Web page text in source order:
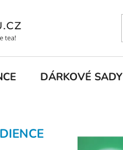
DÁRKOVÉ SADY